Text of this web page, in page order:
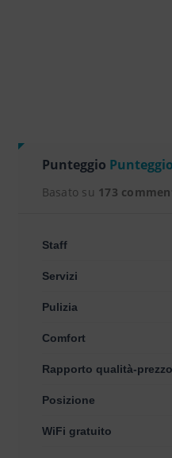
Punteggio
Basato su 173
Staff
Servizi
Pulizia
Comfort
Rapporto qualità-prezzo
Posizione
WiFi gratuito